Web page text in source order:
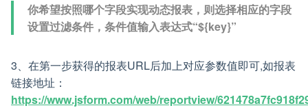
你希望按照哪个字段实现动态报表，则选择相应的字段
设置过滤条件，条件值输入表达式“${key}”
3、在第一步获得的报表URL后加上对应参数值即可,如报表
链接地址：
https://www.jsform.com/web/reportview/